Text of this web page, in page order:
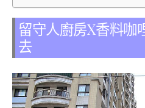
留守人廚房X香料咖
去